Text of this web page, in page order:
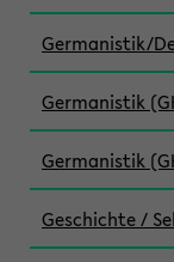
Germanistik/
Germanistik
Germanistik
Geschichte /